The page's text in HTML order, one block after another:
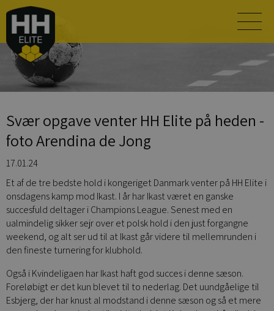
Svær opgave venter HH Elite på heden -
foto Arendina de Jong
17.01.24
Et af de tre bedste hold i kongeriget Danmark venter på HH Elite i
onsdagens kamp mod Ikast. I år har Ikast været en ganske
succesfuld deltager i Champions League. Senest med en
ualmindelig sikker sejr over et polsk hold i den just forgangne
weekend, og alt ser ud til at Ikast går videre til mellemrunden i
den fineste turnering for klubhold.
Også i Kvindeligaen har Ikast haft god succes i denne sæson.
Foreløbigt er det kun blevet til to nederlag. Det uundgåelige til
Esbjerg, der har knust al modstand i denne sæson og så et mere